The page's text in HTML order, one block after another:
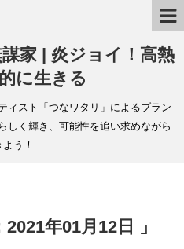
家 | 炎ジョイ！高熱
に生きる
ィスト「つなワタリ」によるブラン
く輝き、可能性を追い求めながら
う！
年01月12日 」